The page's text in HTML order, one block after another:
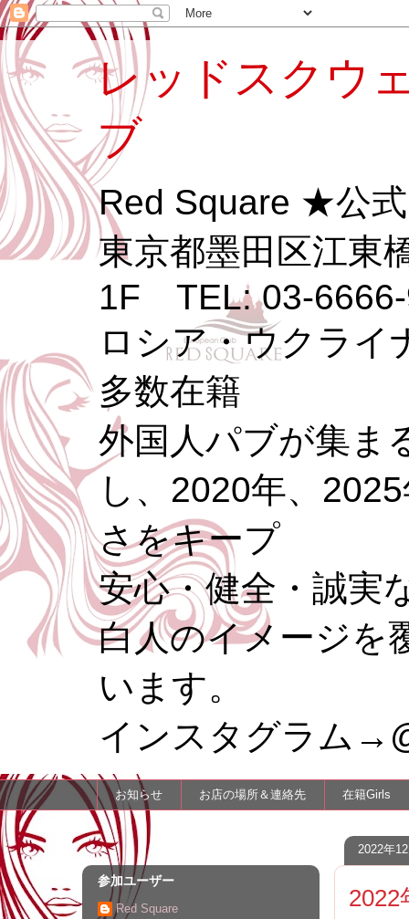
レッドスクウ
ブ
Red Square ★公
東京都墨田区江東
1F TEL: 03-
ロシア・ウクライ
多数在籍
外国人パブが集ま
し、2020年、
さをキープ
安心・健全・誠実
白人のイメージを
います。
インスタグラム
お知らせ お店の場所＆連絡先 在籍Girls
2022年
2022
参加ユーザー
Red Square